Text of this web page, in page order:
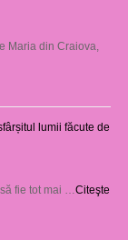
Maria din Craiova,
lumii făcute de
fie tot mai …Citeşte